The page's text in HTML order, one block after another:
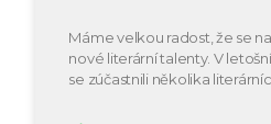
Máme velkou radost, že se
nové literární talenty. V
se zúčastnili několika